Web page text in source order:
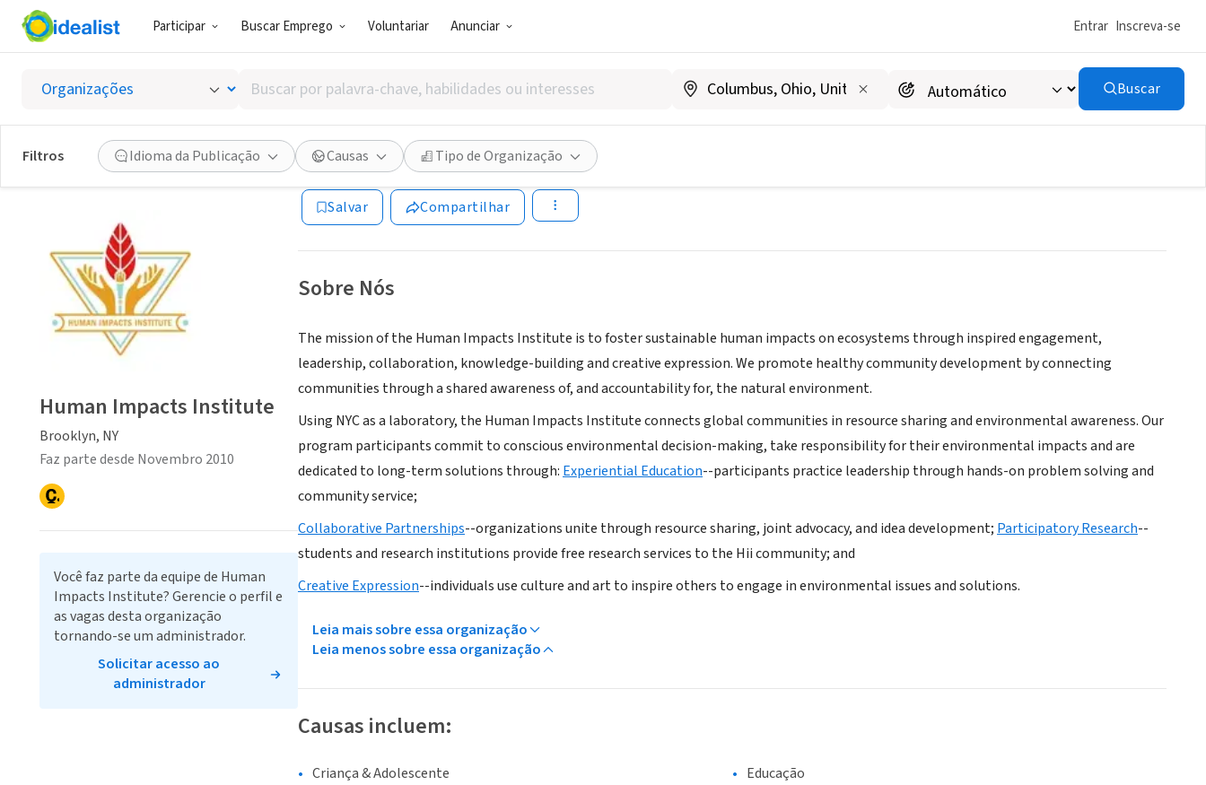
Participar Buscar Emprego Voluntariar Anunciar Entrar Inscreva-se
Buscar
por
palavra-
chave,
habilidades
ou
interesses
Buscar
Filtros Idioma da Publicação Causas Tipo de Organização
Human Impacts Institute
Brooklyn, NY |www.humanimpactsinstitute.org
Salvar Compartilhar
Sobre Nós
The mission of the Human Impacts Institute is to foster sustainable human impacts on ecosystems through inspired engagement,
leadership, collaboration, knowledge-building and creative expression. We promote healthy community development by connecting
communities through a shared awareness of, and accountability for, the natural environment.
Using NYC as a laboratory, the Human Impacts Institute connects global communities in resource sharing and environmental awareness. Our
program participants commit to conscious environmental decision-making, take responsibility for their environmental impacts and are
dedicated to long-term solutions through: Experiential Education--participants practice leadership through hands-on problem solving and
community service;
Collaborative Partnerships--organizations unite through resource sharing, joint advocacy, and idea development; Participatory Research--
students and research institutions provide free research services to the Hii community; and
Creative Expression--individuals use culture and art to inspire others to engage in environmental issues and solutions.
Leia mais sobre essa organização
Leia menos sobre essa organização
Causas incluem:
Criança & Adolescente Educação
Human Impacts Institute
Brooklyn, NY
Faz parte desde Novembro 2010
Você faz parte da equipe de Human
Impacts Institute? Gerencie o perfil e
as vagas desta organização
tornando-se um administrador.
Solicitar acesso ao
administrador